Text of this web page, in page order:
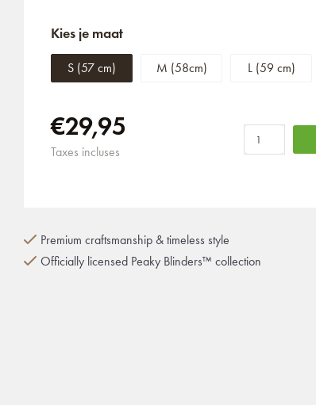
Kies je maat
S (57 cm) M (58cm) L (59 cm)
€29,95
Taxes incluses
Premium craftsmanship & timeless style
Officially licensed Peaky Blinders™ collection